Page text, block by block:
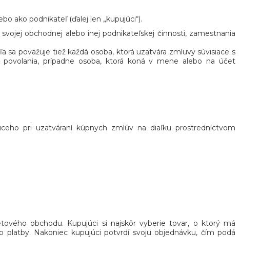
ako podnikateľ (ďalej len „kupujúci“).
obchodnej alebo inej podnikateľskej činnosti, zamestnania
považuje tiež každá osoba, ktorá uzatvára zmluvy súvisiace s
prípadne osoba, ktorá koná v mene alebo na účet
pri uzatváraní kúpnych zmlúv na diaľku prostredníctvom
obchodu. Kupujúci si najskôr vyberie tovar, o ktorý má
Nakoniec kupujúci potvrdí svoju objednávku, čím podá